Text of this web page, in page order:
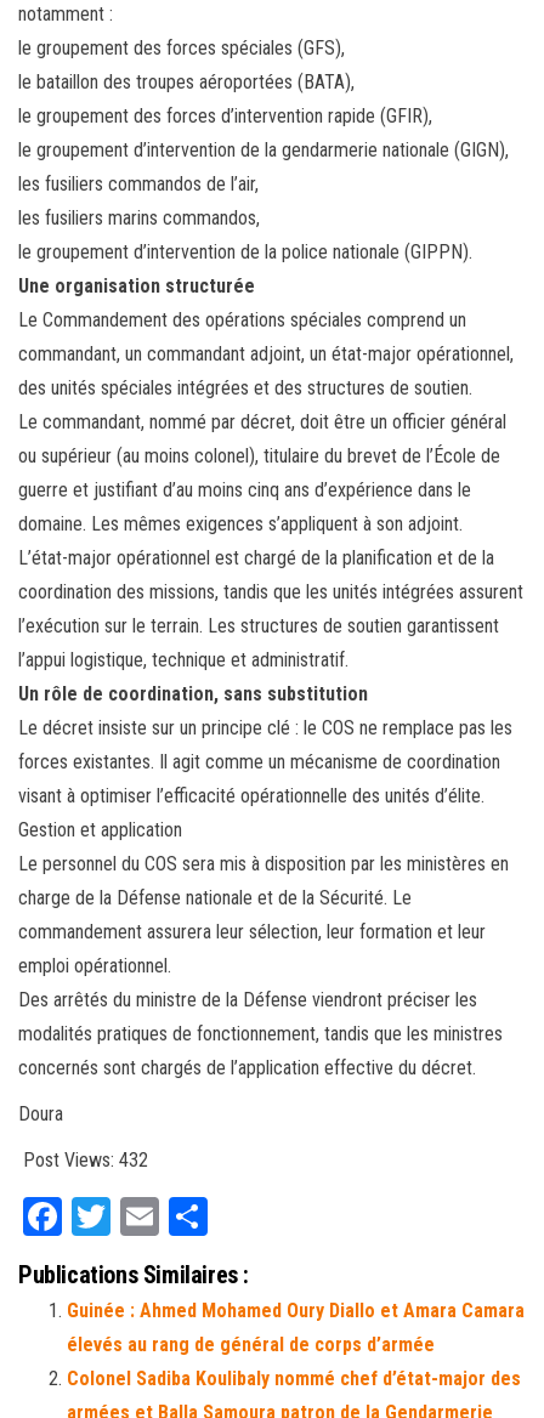
notamment :
le groupement des forces spéciales (GFS),
le bataillon des troupes aéroportées (BATA),
le groupement des forces d’intervention rapide (GFIR),
le groupement d’intervention de la gendarmerie nationale (GIGN),
les fusiliers commandos de l’air,
les fusiliers marins commandos,
le groupement d’intervention de la police nationale (GIPPN).
Une organisation structurée
Le Commandement des opérations spéciales comprend un
commandant, un commandant adjoint, un état-major opérationnel,
des unités spéciales intégrées et des structures de soutien.
Le commandant, nommé par décret, doit être un officier général
ou supérieur (au moins colonel), titulaire du brevet de l’École de
guerre et justifiant d’au moins cinq ans d’expérience dans le
domaine. Les mêmes exigences s’appliquent à son adjoint.
L’état-major opérationnel est chargé de la planification et de la
coordination des missions, tandis que les unités intégrées assurent
l’exécution sur le terrain. Les structures de soutien garantissent
l’appui logistique, technique et administratif.
Un rôle de coordination, sans substitution
Le décret insiste sur un principe clé : le COS ne remplace pas les
forces existantes. Il agit comme un mécanisme de coordination
visant à optimiser l’efficacité opérationnelle des unités d’élite.
Gestion et application
Le personnel du COS sera mis à disposition par les ministères en
charge de la Défense nationale et de la Sécurité. Le
commandement assurera leur sélection, leur formation et leur
emploi opérationnel.
Des arrêtés du ministre de la Défense viendront préciser les
modalités pratiques de fonctionnement, tandis que les ministres
concernés sont chargés de l’application effective du décret.
Doura
Post Views: 432
Fa
ce
bo
ok
T
tt
er
E
m
ail ag
er
Publications Similaires :
Guinée : Ahmed Mohamed Oury Diallo et Amara Camara
élevés au rang de général de corps d’armée
Colonel Sadiba Koulibaly nommé chef d’état-major des
armées et Balla Samoura patron de la Gendarmerie